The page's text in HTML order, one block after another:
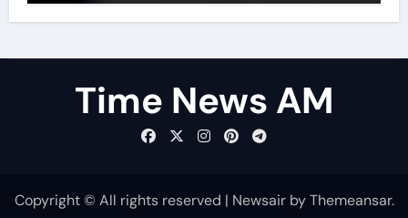
Time News AM
Copyright © All rights reserved | NewsairbyThemeansar.